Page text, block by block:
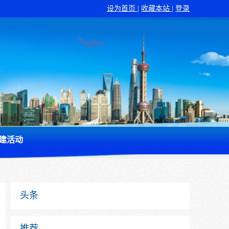
设为首页 收藏本站 登录
活动
头条